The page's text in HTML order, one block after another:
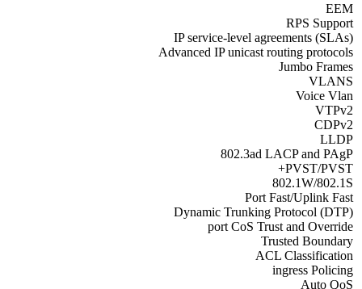
EEM
RPS Support
IP service-level agreements (SLAs)
Advanced IP unicast routing protocols
Jumbo Frames
VLANS
Voice Vlan
VTPv2
CDPv2
LLDP
802.3ad LACP and PAgP
PVST/PVST+
802.1W/802.1S
Port Fast/Uplink Fast
Dynamic Trunking Protocol (DTP)
port CoS Trust and Override
Trusted Boundary
ACL Classification
ingress Policing
Auto QoS